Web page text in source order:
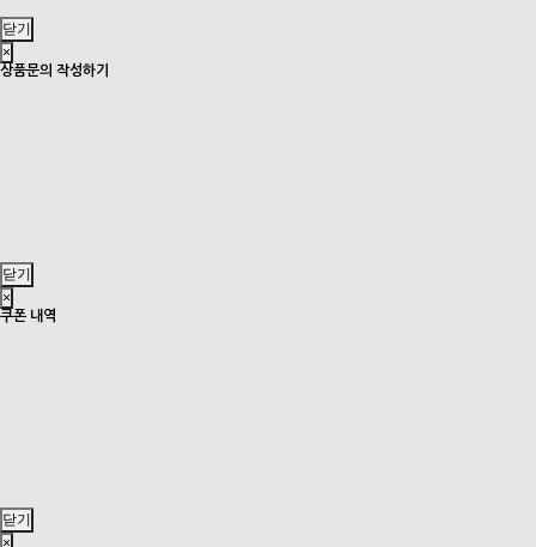
닫기
×
상품문의 작성하기
닫기
×
쿠폰 내역
닫기